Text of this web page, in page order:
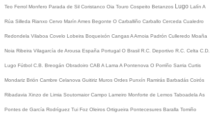
Teo Ferrol Monfero Parada de Sil Coristanco Oia Touro Cospeito Betanzos Lugo Lalín A
Rúa Silleda Rianxo Cervo Marín Ames Begonte O Carballiño Carballo Cerceda Cualedro
Redondela Vilaboa Covelo Lobeira Boqueixón CangasA Arnoia Padrón Culleredo Moaña
Noia Ribeira Vilagarcía de Arousa España Portugal O Brasil R.C. Deportivo R.C. Celta C.D.
Lugo Fútbol C.B. Breogán Obradoiro CAB A Lama A Pontenova O Porriño Sarria Curtis
Mondariz Brión Cambre Celanova Guitiriz Muros Ordes Punxín Ramirás Barbadás Coirós
Ribadavia Xinzo de Limia Soutomaior Campo Lameiro Monforte de Lemos Taboadela As
Pontes de García Rodríguez Tui Foz Oleiros Ortigueira Pontecesures Baralla Tomiño